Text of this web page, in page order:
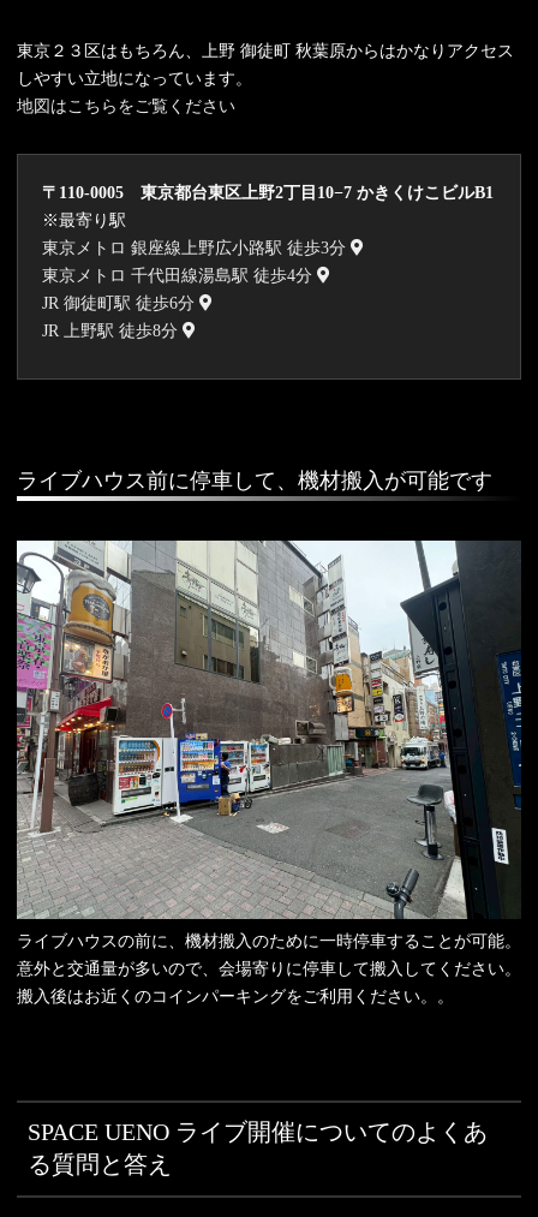
東京２３区はもちろん、上野 御徒町 秋葉原からはかなりアクセス
しやすい立地になっています。
地図はこちらをご覧ください
〒110-0005 東京都台東区上野2丁目10−7 かきくけこビルB1
※最寄り駅
東京メトロ 銀座線上野広小路駅 徒歩3分
東京メトロ 千代田線湯島駅 徒歩4分
JR 御徒町駅 徒歩6分
JR 上野駅 徒歩8分
ライブハウス前に停車して、機材搬入が可能です
ライブハウスの前に、機材搬入のために一時停車することが可能。
意外と交通量が多いので、会場寄りに停車して搬入してください。
搬入後はお近くのコインパーキングをご利用ください。。
SPACE UENO ライブ開催についてのよくあ
る質問と答え